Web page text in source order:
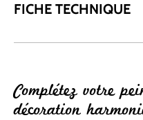
FICHE TECHNIQUE
Complétez votre
décoration